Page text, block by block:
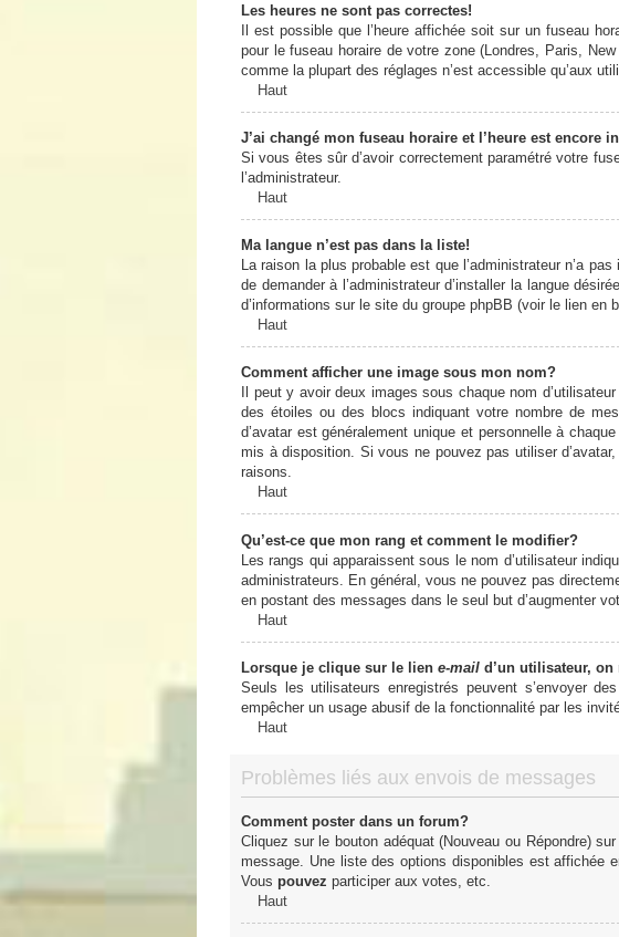
Les heures ne sont pas correctes!
Il est possible que l’heure affichée soit sur un fuseau
pour le fuseau horaire de votre zone (Londres, Paris,
comme la plupart des réglages n’est accessible qu’aux
Haut
J’ai changé mon fuseau horaire et l’heure est encore
Si vous êtes sûr d’avoir correctement paramétré votre
l’administrateur.
Haut
Ma langue n’est pas dans la liste!
La raison la plus probable est que l’administrateur n’a
de demander à l’administrateur d’installer la langue
d’informations sur le site du groupe phpBB (voir le lien en
Haut
Comment afficher une image sous mon nom?
Il peut y avoir deux images sous chaque nom
des étoiles ou des blocs indiquant votre nombre de
d’avatar est généralement unique et personnelle à
mis à disposition. Si vous ne pouvez pas utiliser
raisons.
Haut
Qu’est-ce que mon rang et comment le modifier?
Les rangs qui apparaissent sous le nom d’utilisateur
administrateurs. En général, vous ne pouvez pas
en postant des messages dans le seul but d’augmenter
Haut
Lorsque je clique sur le lien e-mail d’un utilisateur, on
Seuls les utilisateurs enregistrés peuvent s’envoyer
empêcher un usage abusif de la fonctionnalité par les
Haut
Problèmes liés aux envois de messages
Comment poster dans un forum?
Cliquez sur le bouton adéquat (Nouveau ou Répondre)
message. Une liste des options disponibles est affichée
Vous pouvez participer aux votes, etc.
Haut